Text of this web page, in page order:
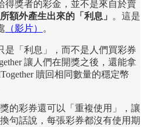
得獎者的彩金，並不是來自於賣
額外產生出來的「利息」 。這是
（影片） 。
是「利息」，而不是人們買彩券
讓人們在開獎之後，還能拿
贖回相同數量的穩定幣
的彩券還可以「重複使用」，讓
句話說，每張彩券都沒有使用期